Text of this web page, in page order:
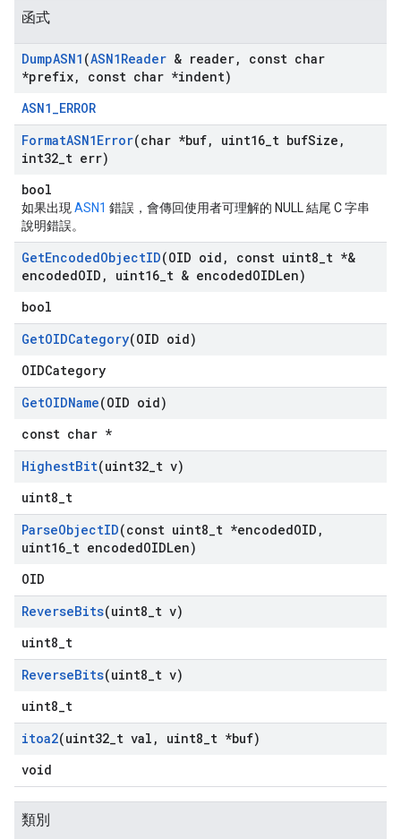
函式
DumpASN1 (ASN1Reader & reader,
const char
*prefix,
const char *indent)
ASN1_ERROR
FormatASN1Error(char *buf, uint16 t bufSize ,
int32 t err)
bool
如果出現 ASN1 錯誤，會傳回使用者可理解的 NULL 結尾 C 字串
說明錯誤。
GetEncodedObjectID(OID oid , const uint8 t *&
encodedOID , uint16 t & encodedOIDLen)
bool
GetOIDCategory(OID oid)
OIDCategory
GetOIDName(OID oid)
const char *
HighestBit(uint32 t v)
uint8_t
ParseObjectID(const uint8 t *encodedOID ,
uint16 t encodedOIDLen)
OID
ReverseBits(uint8 t v)
uint8_t
ReverseBits(uint8 t v)
uint8_t
itoa2(uint32 t val , uint8 t *buf)
void
類別